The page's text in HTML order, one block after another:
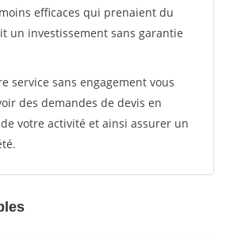
efficaces qui prenaient du
un investissement sans garantie
service sans engagement vous
des demandes de devis en
votre activité et ainsi assurer un